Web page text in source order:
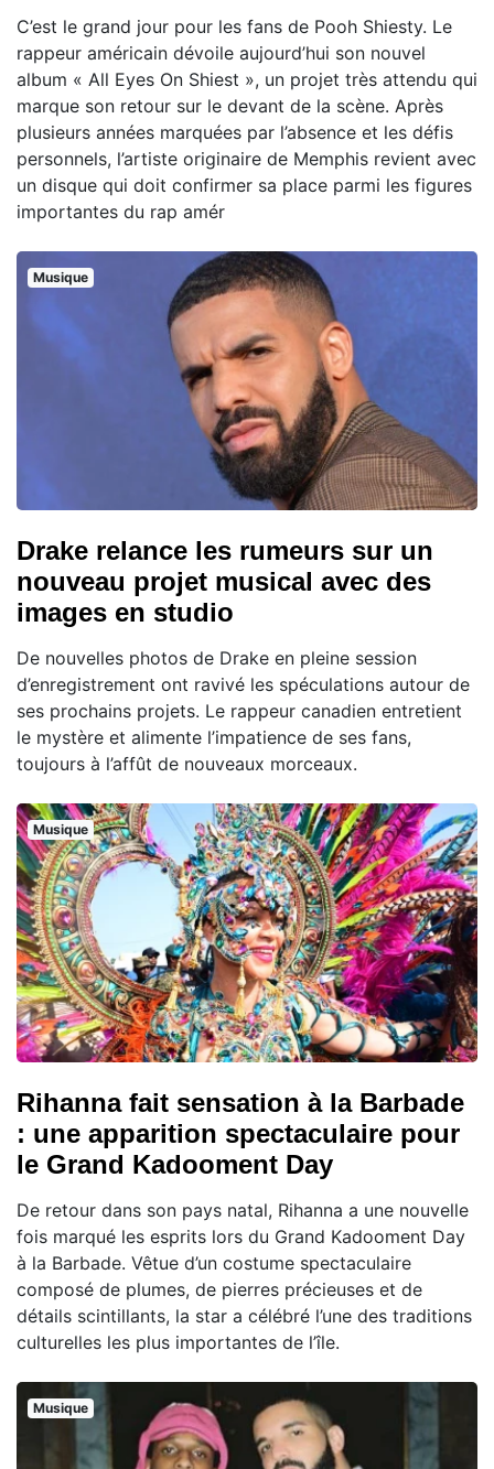
C’est le grand jour pour les fans de Pooh Shiesty. Le
rappeur américain dévoile aujourd’hui son nouvel
album « All Eyes On Shiest », un projet très attendu qui
marque son retour sur le devant de la scène. Après
plusieurs années marquées par l’absence et les défis
personnels, l’artiste originaire de Memphis revient avec
un disque qui doit confirmer sa place parmi les figures
importantes du rap amér
Musique
Drake relance les rumeurs sur un
nouveau projet musical avec des
images en studio
De nouvelles photos de Drake en pleine session
d’enregistrement ont ravivé les spéculations autour de
ses prochains projets. Le rappeur canadien entretient
le mystère et alimente l’impatience de ses fans,
toujours à l’affût de nouveaux morceaux.
Musique
Rihanna fait sensation à la Barbade
: une apparition spectaculaire pour
le Grand Kadooment Day
De retour dans son pays natal, Rihanna a une nouvelle
fois marqué les esprits lors du Grand Kadooment Day
à la Barbade. Vêtue d’un costume spectaculaire
composé de plumes, de pierres précieuses et de
détails scintillants, la star a célébré l’une des traditions
culturelles les plus importantes de l’île.
Musique